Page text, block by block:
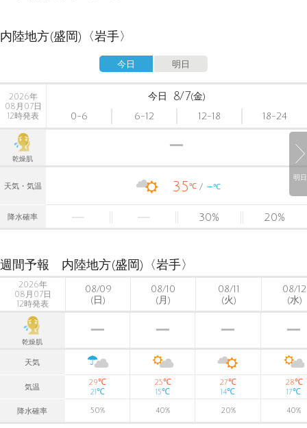
内陸地方(盛岡)〈岩手〉
今日 明日
明日
2026年
08月07日
12時発表
今日 8/7(金)
0-6
6-12 12-18 18-24
乾燥肌
天気・気温 35℃ -℃
降水確率 30% 20%
週間予報 内陸地方(盛岡)〈岩手〉
2026年
08月07日
12時発表
08/09
(日)
08/10
(月)
08/11
(火)
08/12
(水)
乾燥肌
天気
気温
29℃
21℃
25℃
15℃
27℃
14℃
28℃
17℃
降水確率 50% 40% 20% 40%